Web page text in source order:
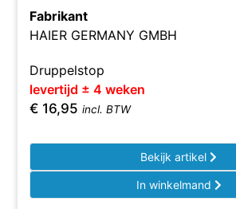
Fabrikant
HAIER GERMANY GMBH
Druppelstop
levertijd ± 4 weken
€ 16,95 incl. BTW
Bekijk artikel
In winkelmand